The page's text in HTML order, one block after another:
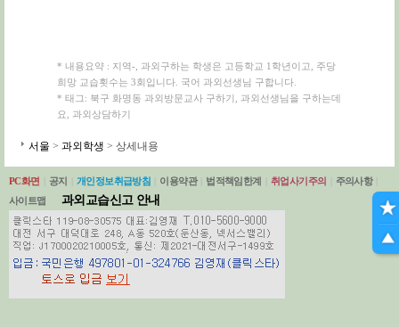
* 내용요약 : 지역-, 과외구하는 학생은 고등학교 1학년이고, 주당
희망 교습횟수는 3회입니다. 국어 과외선생님 구합니다.
* 태그: 북구 화명동 과외방문교사 구하기, 과외선생님을 구하는데
요, 과외상담하기
서울 > 과외학생 > 상세내용
PC화면 공지 개인정보취급방침 이용약관 법적책임한계 취업사기주의 주의사항
사이트맵
과외교습신고 안내